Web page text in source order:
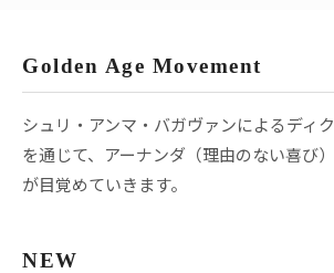
Golden Age Movement
シュリ・アンマ・バガヴァンによるディ
を通じて、アーナンダ（理由のない喜び
が目覚めていきます。
NEW